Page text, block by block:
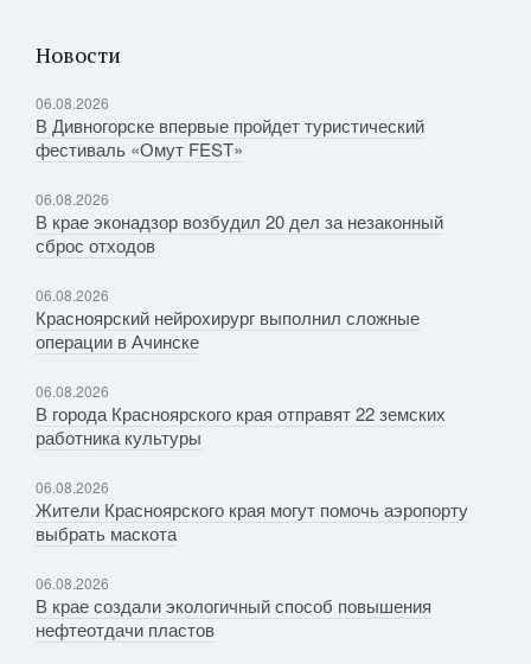
Новости
06.08.2026
В Дивногорске впервые пройдет туристический
фестиваль «Омут FEST»
06.08.2026
В крае эконадзор возбудил 20 дел за незаконный
сброс отходов
06.08.2026
Красноярский нейрохирург выполнил сложные
операции в Ачинске
06.08.2026
В города Красноярского края отправят 22 земских
работника культуры
06.08.2026
Жители Красноярского края могут помочь аэропорту
выбрать маскота
06.08.2026
В крае создали экологичный способ повышения
нефтеотдачи пластов